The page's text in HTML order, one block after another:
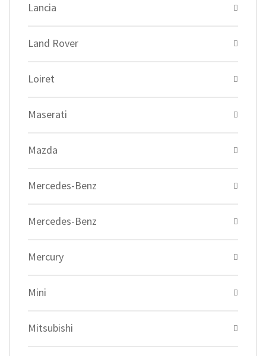
Lancia
Land Rover
Loiret
Maserati
Mazda
Mercedes-Benz
Mercedes-Benz
Mercury
Mini
Mitsubishi